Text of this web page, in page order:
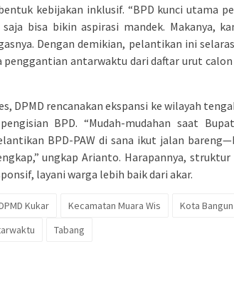
kebijakan inklusif. “BPD kunci utama
saja bisa bikin aspirasi mandek. Makanya,
Dengan demikian, pelantikan ini
penggantian antarwaktu dari daftar urut
DPMD rencanakan ekspansi ke wilayah
BPD. “Mudah-mudahan saat
BPD-PAW di sana ikut jalan
ungkap Arianto. Harapannya,
layani warga lebih baik dari akar.
Kukar Kecamatan Muara Wis Kota
Tabang